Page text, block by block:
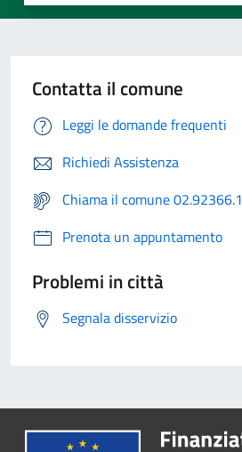
Contatta il comune
Leggi le domande frequenti
Richiedi Assistenza
Chiama il comune 02.92366.1
Prenota un appuntamento
Problemi in città
Segnala disservizio